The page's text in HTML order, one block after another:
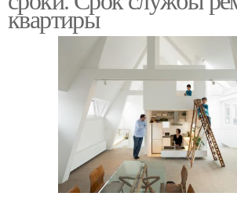
квартиры